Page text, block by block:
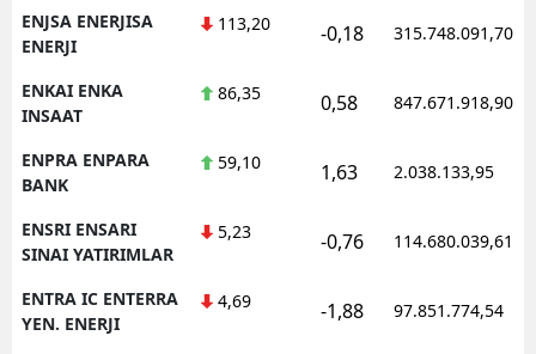
ENJSA ENERJISA
ENERJI
113,20 -0,18 315.748.091,70
ENKAI ENKA
INSAAT
86,35 0,58 847.671.918,90
ENPRA ENPARA
BANK
59,10 1,63 2.038.133,95
ENSRI ENSARI
SINAI YATIRIMLAR
5,23 -0,76 114.680.039,61
ENTRA IC ENTERRA
YEN. ENERJI
4,69 -1,88 97.851.774,54